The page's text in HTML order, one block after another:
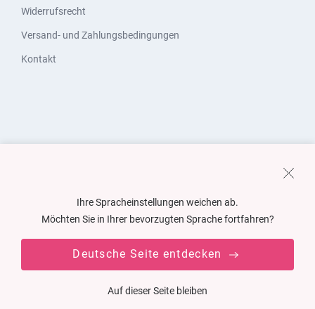
Widerrufsrecht
Versand- und Zahlungsbedingungen
Kontakt
Ihre Spracheinstellungen weichen ab.
Möchten Sie in Ihrer bevorzugten Sprache fortfahren?
Deutsche Seite entdecken
Auf dieser Seite bleiben